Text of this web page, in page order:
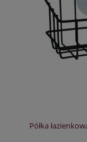
Półka